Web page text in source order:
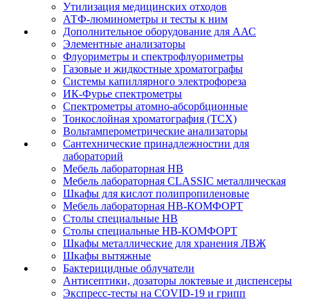
Утилизация медицинских отходов
АТФ-люминометры и тесты к ним
Дополнительное оборудование для ААС
Элементные анализаторы
Флуориметры и спектрофлуориметры
Газовые и жидкостные хроматографы
Системы капиллярного электрофореза
ИК-Фурье спектрометры
Спектрометры атомно-абсорбционные
Тонкослойная хроматография (ТСХ)
Вольтамперометрические анализаторы
Сантехнические принадлежностии для
лабораторий
Мебель лабораторная НВ
Мебель лабораторная CLASSIC металлическая
Шкафы для кислот полипропиленовые
Мебель лабораторная НВ-КОМФОРТ
Столы специальные НВ
Столы специальные НВ-КОМФОРТ
Шкафы металлические для хранения ЛВЖ
Шкафы вытяжные
Бактерицидные облучатели
Антисептики, дозаторы локтевые и диспенсеры
Экспресс-тесты на COVID-19 и грипп